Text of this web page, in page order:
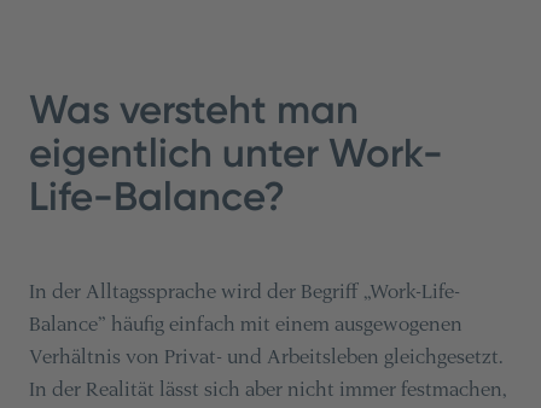
Was versteht man
eigentlich unter Work-
Life-Balance?
In der Alltagssprache wird der Begriff „Work-Life-
Balance” häufig einfach mit einem ausgewogenen
Verhältnis von Privat- und Arbeitsleben gleichgesetzt.
In der Realität lässt sich aber nicht immer festmachen,